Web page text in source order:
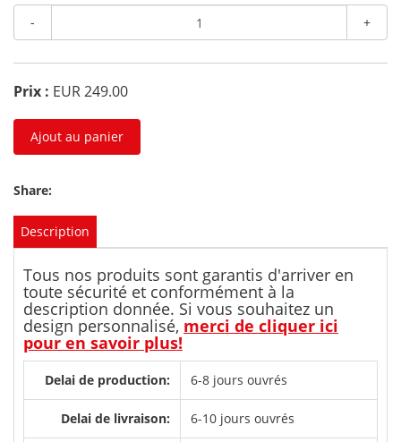
- +
Prix : EUR 249.00
Ajout au panier
Share:
Description
Tous nos produits sont garantis d'arriver en
toute sécurité et conformément à la
description donnée. Si vous souhaitez un
design personnalisé, merci de cliquer ici
pour en savoir plus!
Delai de production: 6-8 jours ouvrés
Delai de livraison: 6-10 jours ouvrés